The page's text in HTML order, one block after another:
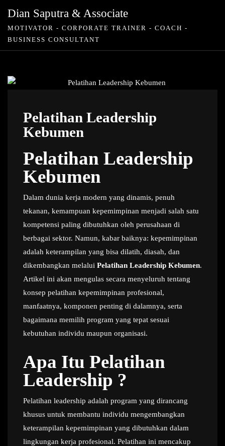
Dian Saputra & Associate
MOTIVATOR - CORPORATE TRAINER - COACH -
BUSINESS CONSULTANT
Pelatihan Leadership
Kebumen
Pelatihan Leadership
Kebumen
Dalam dunia kerja modern yang dinamis, penuh
tekanan, kemampuan kepemimpinan menjadi salah satu
kompetensi paling dibutuhkan oleh perusahaan di
berbagai sektor. Namun, kabar baiknya: kepemimpinan
adalah keterampilan yang bisa dilatih, diasah, dan
dikembangkan melalui Pelatihan Leadership Kebumen.
Artikel ini akan mengulas secara menyeluruh tentang
konsep pelatihan kepemimpinan profesional,
manfaatnya, komponen penting di dalamnya, serta
bagaimana memilih program yang tepat sesuai
kebutuhan individu maupun organisasi.
Apa Itu Pelatihan
Leadership ?
Pelatihan leadership adalah program yang dirancang
khusus untuk membantu individu mengembangkan
keterampilan kepemimpinan yang dibutuhkan dalam
lingkungan kerja profesional. Pelatihan ini mencakup